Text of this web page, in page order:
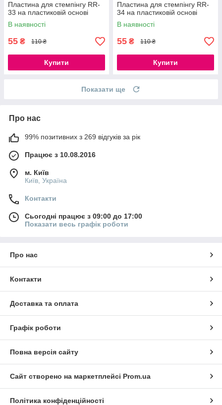
Пластина для стемпінгу RR-
33 на пластиковій основі
В наявності
55 ₴ 110 ₴
Купити
Пластина для стемпінгу RR-
34 на пластиковій основі
В наявності
55 ₴ 110 ₴
Купити
Показати ще
Про нас
99% позитивних з 269 відгуків за рік
Працює з 10.08.2016
м. Київ
Київ, Україна
Контакти
Сьогодні працює з 09:00 до 17:00
Показати весь графік роботи
Про нас
Контакти
Доставка та оплата
Графік роботи
Повна версія сайту
Сайт створено на маркетплейсі Prom.ua
Політика конфіденційності